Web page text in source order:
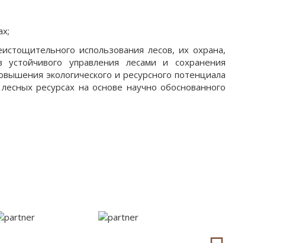
использования лесов, их охрана,
управления лесами и сохранения
экологического и ресурсного потенциала
ресурсах на основе научно обоснованного